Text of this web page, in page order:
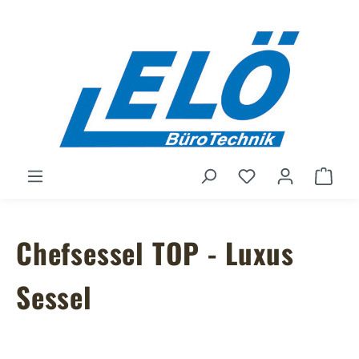
Du hast 0
Chefsessel TOP - Luxus
Sessel